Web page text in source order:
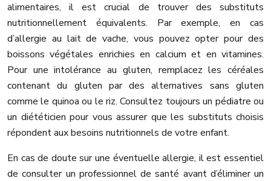
alimentaires, il est crucial de trouver des substituts
nutritionnellement équivalents. Par exemple, en cas
d’allergie au lait de vache, vous pouvez opter pour des
boissons végétales enrichies en calcium et en vitamines.
Pour une intolérance au gluten, remplacez les céréales
contenant du gluten par des alternatives sans gluten
comme le quinoa ou le riz. Consultez toujours un pédiatre ou
un diététicien pour vous assurer que les substituts choisis
répondent aux besoins nutritionnels de votre enfant.
En cas de doute sur une éventuelle allergie, il est essentiel
de consulter un professionnel de santé avant d’éliminer un